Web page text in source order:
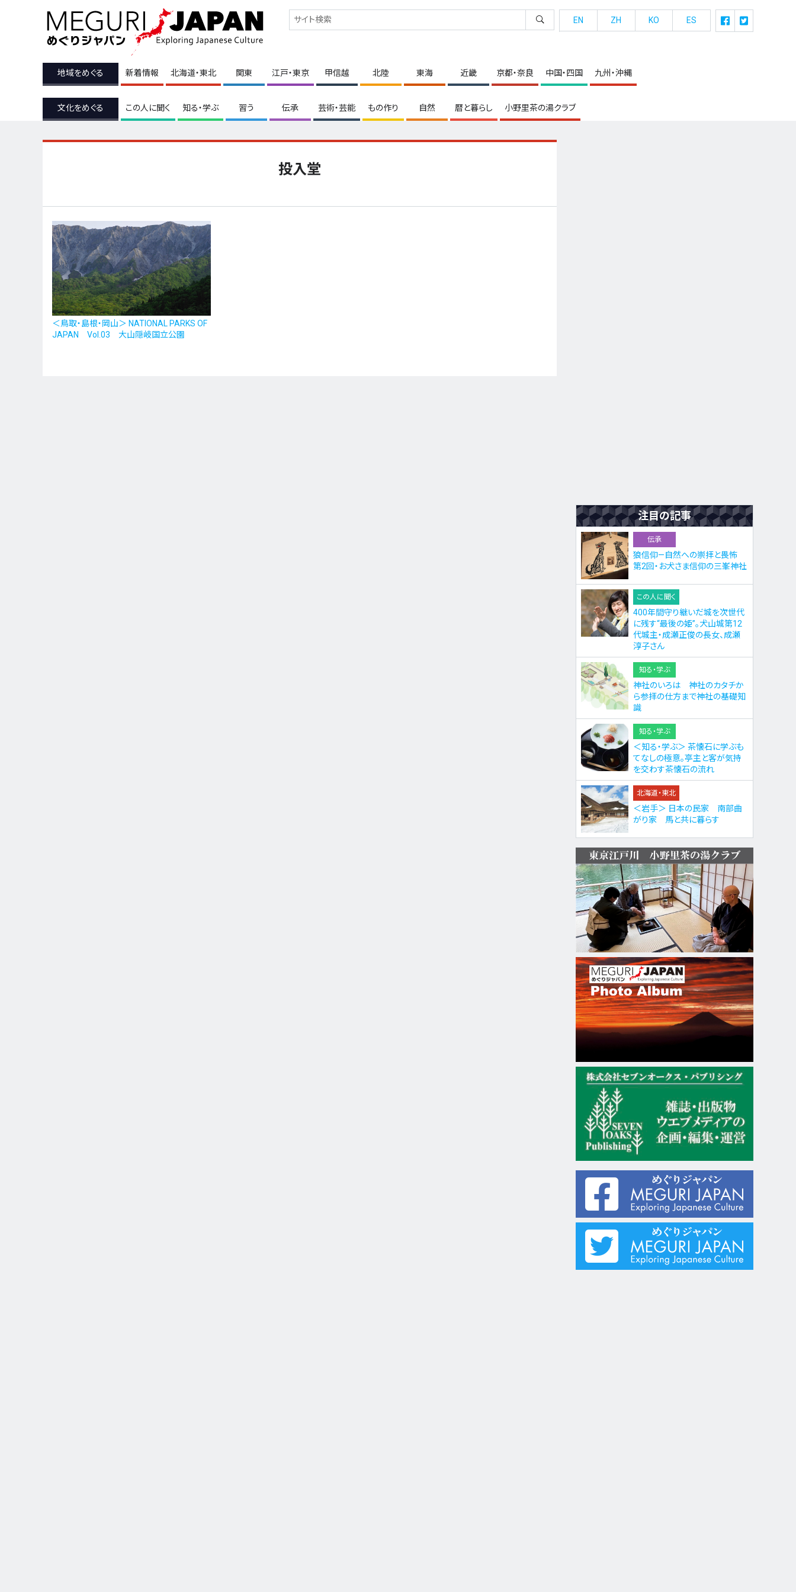
地域をめぐる 新着情報 北海道・東北 関東 江戸・東京 甲信越 北陸 東海 近畿 京都・奈良 中国・四国 九州・沖縄
文化をめぐる この人に聞く 知る・学ぶ 習う 伝承 芸術・芸能 もの作り 自然 暦と暮らし 小野里茶の湯クラブ
EN ZH KO ES
投入堂
＜鳥取・島根・岡山＞ NATIONAL PARKS OF
JAPAN Vol.03 大山隠岐国立公園
注目の記事
伝承
狼信仰—自然への崇拝と畏怖
第2回・お犬さま信仰の三峯神社
この人に聞く
400年間守り継いだ城を次世代
に残す“最後の姫”。犬山城第12
代城主・成瀬正俊の長女、成瀬
淳子さん
知る・学ぶ
神社のいろは 神社のカタチか
ら参拝の仕方まで神社の基礎知
識
知る・学ぶ
＜知る・学ぶ＞ 茶懐石に学ぶも
てなしの極意。亭主と客が気持
を交わす茶懐石の流れ
北海道・東北
＜岩手＞ 日本の民家 南部曲
がり家 馬と共に暮らす